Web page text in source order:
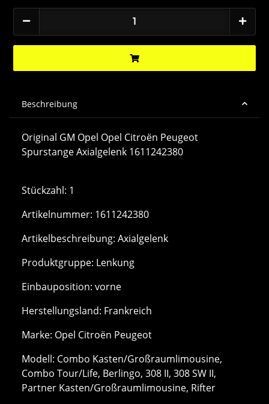
Beschreibung
Original GM Opel Opel Citroën Peugeot
Spurstange Axialgelenk 1611242380
Stückzahl: 1
Artikelnummer: 1611242380
Artikelbeschreibung: Axialgelenk
Produktgruppe: Lenkung
Einbauposition: vorne
Herstellungsland: Frankreich
Marke: Opel Citroën Peugeot
Modell: Combo Kasten/Großraumlimousine,
Combo Tour/Life, Berlingo, 308 II, 308 SW II,
Partner Kasten/Großraumlimousine, Rifter